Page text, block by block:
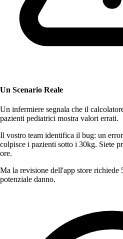
Un Scenario Reale
Un infermiere segnala che il
pazienti pediatrici mostra valori errati.
Il vostro team identifica il bug: un
colpisce i pazienti sotto i 30kg. Siete
ore.
Ma la revisione dell'app store
potenziale danno.